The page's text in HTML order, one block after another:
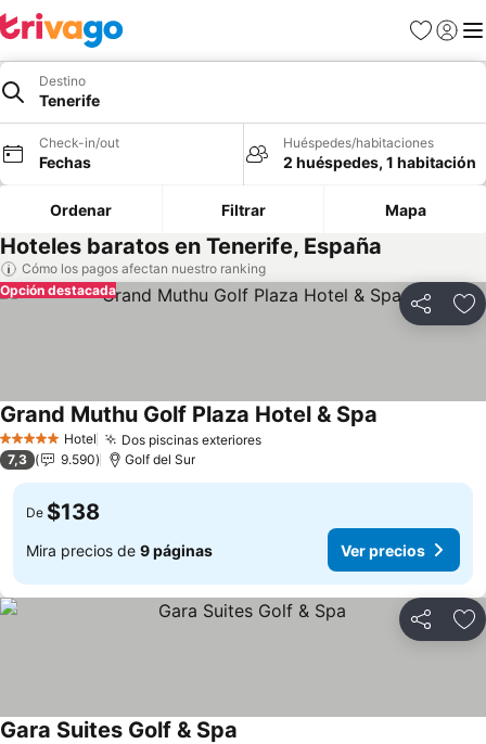
Favoritos
Iniciar
Destino
Tenerife
Check-in/out
Fechas
Huéspedes/habitaciones
2 huéspedes, 1 habitación
Ordenar Filtrar Mapa
Hoteles baratos en Tenerife, España
Cómo los pagos afectan nuestro ranking
Compartir
Opción destacada
5 Estrellas Hotel Dos piscinas exterioresVer precios
Grand Muthu Golf Plaza Hotel & Spa
7,3 9.590 Golf del Sur
De $138
Mira precios de 9 páginas Ver precios
Compartir
Gara Suites Golf & Spa